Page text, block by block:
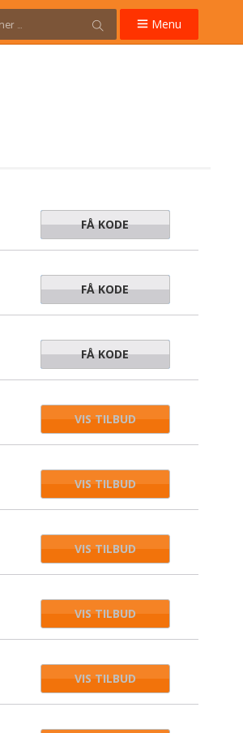
Menu
phone15
FÅ KODE
TANJA10
FÅ KODE
0FORYOU
FÅ KODE
VIS TILBUD
VIS TILBUD
VIS TILBUD
VIS TILBUD
VIS TILBUD